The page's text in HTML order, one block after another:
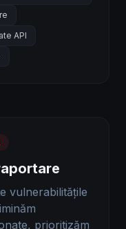
API
vulnerabilitățile
prioritizăm